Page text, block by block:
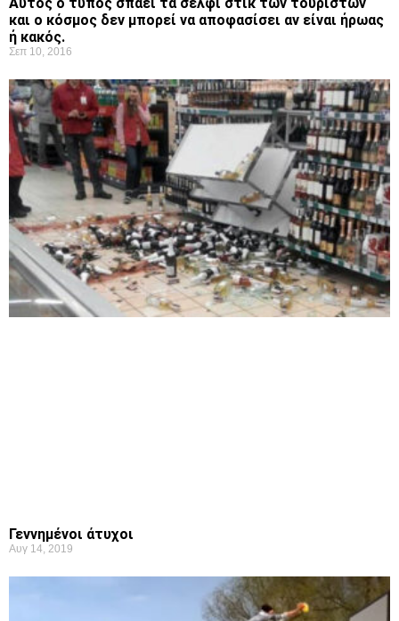
και ο κόσμος δεν μπορεί να αποφασίσει αν είναι ήρωας
ή κακός.
Σεπ 10, 2016
Γεννημένοι άτυχοι
Αυγ 14, 2019